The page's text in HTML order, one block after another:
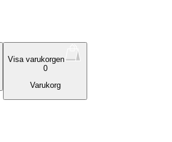
Visa varukorgen
0
Varukorg